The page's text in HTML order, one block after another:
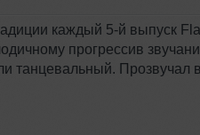
каждый 5-й выпуск
прогрессив
танцевальный. Прозвучал